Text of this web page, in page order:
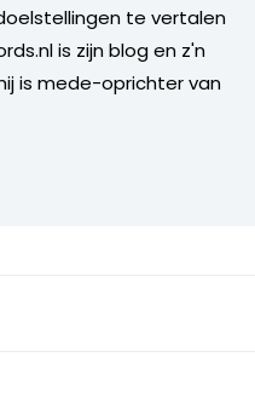
te vertalen
is zijn blog en z'n
is mede-oprichter van